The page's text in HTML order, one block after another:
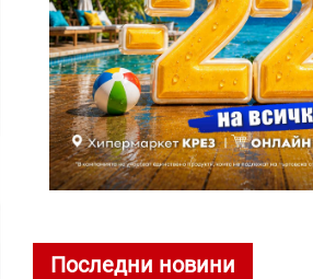
Последни новини